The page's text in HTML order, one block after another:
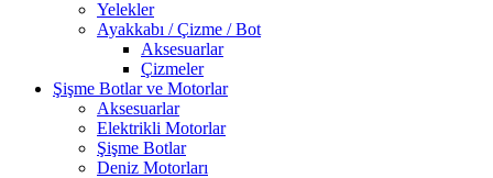
Yelekler
Ayakkabı / Çizme / Bot
Aksesuarlar
Çizmeler
Şişme Botlar ve Motorlar
Aksesuarlar
Elektrikli Motorlar
Şişme Botlar
Deniz Motorları